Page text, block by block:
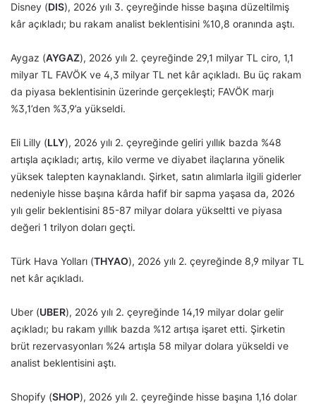
Disney (DIS), 2026 yılı 3. çeyreğinde hisse başına düzeltilmiş
kâr açıkladı; bu rakam analist beklentisini %10,8 oranında aştı.
Aygaz (AYGAZ), 2026 yılı 2. çeyreğinde 29,1 milyar TL ciro, 1,1
milyar TL FAVÖK ve 4,3 milyar TL net kâr açıkladı. Bu üç rakam
da piyasa beklentisinin üzerinde gerçekleşti; FAVÖK marjı
%3,1’den %3,9’a yükseldi.
Eli Lilly (LLY), 2026 yılı 2. çeyreğinde geliri yıllık bazda %48
artışla açıkladı; artış, kilo verme ve diyabet ilaçlarına yönelik
yüksek talepten kaynaklandı. Şirket, satın alımlarla ilgili giderler
nedeniyle hisse başına kârda hafif bir sapma yaşasa da, 2026
yılı gelir beklentisini 85-87 milyar dolara yükseltti ve piyasa
değeri 1 trilyon doları geçti.
Türk Hava Yolları (THYAO), 2026 yılı 2. çeyreğinde 8,9 milyar TL
net kâr açıkladı.
Uber (UBER), 2026 yılı 2. çeyreğinde 14,19 milyar dolar gelir
açıkladı; bu rakam yıllık bazda %12 artışa işaret etti. Şirketin
brüt rezervasyonları %24 artışla 58 milyar dolara yükseldi ve
analist beklentisini aştı.
Shopify (SHOP), 2026 yılı 2. çeyreğinde hisse başına 1,16 dolar